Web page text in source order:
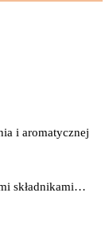
i aromatycznej
składnikami…